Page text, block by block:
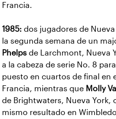
Francia.
1985: dos jugadores de Nueva
la segunda semana de un
Phelps de Larchmont, Nueva
a la cabeza de serie No. 8
puesto en cuartos de final en
Francia, mientras que Molly
de Brightwaters, Nueva York,
mismo resultado en